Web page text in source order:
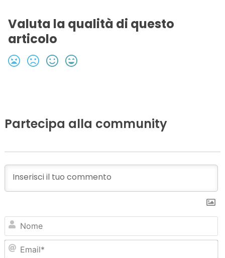
Valuta la qualità di questo
articolo
Partecipa alla community